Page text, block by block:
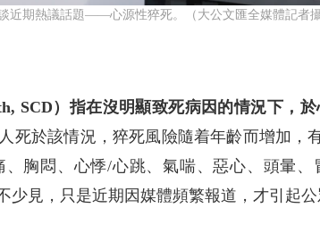
近期熱議話題——心源性猝死。（大公文匯全媒體記者攝
SCD）指在沒明顯致死病因的情況下，
死於該情況，猝死風險隨着年齡而增加，
胸悶、心悸/心跳、氣喘、惡心、頭暈、
見，只是近期因媒體頻繁報道，才引起公